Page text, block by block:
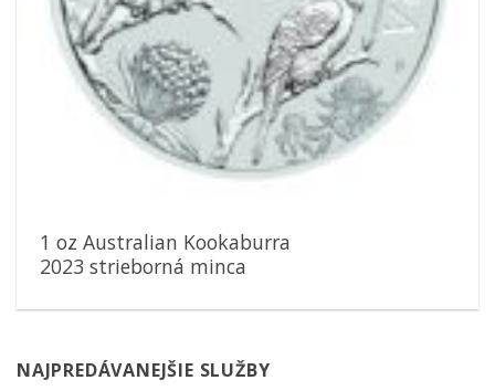
1 oz Australian Kookaburra
2023 strieborná minca
NAJPREDÁVANEJŠIE SLUŽBY